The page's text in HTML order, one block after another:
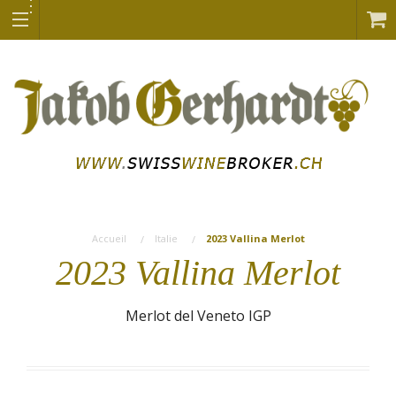
Accueil Italie 2023 Vallina Merlot
2023 Vallina Merlot
Merlot del Veneto IGP